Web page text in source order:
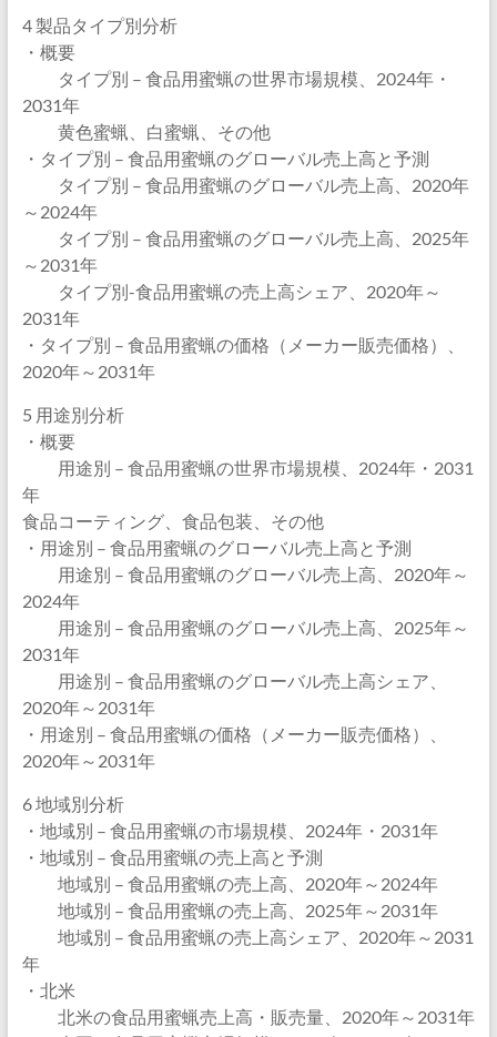
4 製品タイプ別分析
・概要
タイプ別 – 食品用蜜蝋の世界市場規模、2024年・
2031年
黄色蜜蝋、白蜜蝋、その他
・タイプ別 – 食品用蜜蝋のグローバル売上高と予測
タイプ別 – 食品用蜜蝋のグローバル売上高、2020年
～2024年
タイプ別 – 食品用蜜蝋のグローバル売上高、2025年
～2031年
タイプ別-食品用蜜蝋の売上高シェア、2020年～
2031年
・タイプ別 – 食品用蜜蝋の価格（メーカー販売価格）、
2020年～2031年
5 用途別分析
・概要
用途別 – 食品用蜜蝋の世界市場規模、2024年・2031
年
食品コーティング、食品包装、その他
・用途別 – 食品用蜜蝋のグローバル売上高と予測
用途別 – 食品用蜜蝋のグローバル売上高、2020年～
2024年
用途別 – 食品用蜜蝋のグローバル売上高、2025年～
2031年
用途別 – 食品用蜜蝋のグローバル売上高シェア、
2020年～2031年
・用途別 – 食品用蜜蝋の価格（メーカー販売価格）、
2020年～2031年
6 地域別分析
・地域別 – 食品用蜜蝋の市場規模、2024年・2031年
・地域別 – 食品用蜜蝋の売上高と予測
地域別 – 食品用蜜蝋の売上高、2020年～2024年
地域別 – 食品用蜜蝋の売上高、2025年～2031年
地域別 – 食品用蜜蝋の売上高シェア、2020年～2031
年
・北米
北米の食品用蜜蝋売上高・販売量、2020年～2031年